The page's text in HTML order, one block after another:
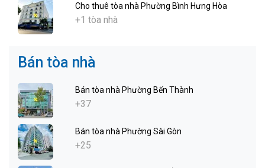
Cho thuê tòa nhà Phường Bình Hưng Hòa
+1 tòa nhà
Bán tòa nhà
Bán tòa nhà Phường Bến Thành
+37
Bán tòa nhà Phường Sài Gòn
+25